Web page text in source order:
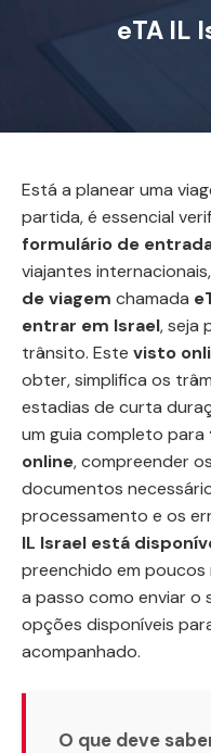
eTA IL
Está a planear uma
partida, é essencial
formulário de
viajantes
de viagem chamada
entrar em Israel, seja
trânsito. Este visto
obter, simplifica os
estadias de curta
um guia completo para
online, compreender
documentos
processamento e os
IL Israel está
preenchido em poucos
a passo como enviar o
opções disponíveis
acompanhado.
O que deve